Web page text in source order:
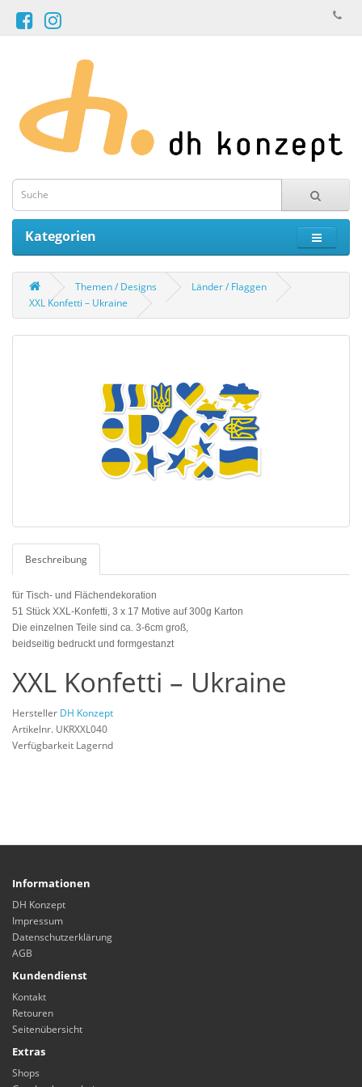
Kategorien
Themen / Designs
Länder / Flaggen
XXL Konfetti – Ukraine
Beschreibung
für Tisch- und Flächendekoration
51 Stück XXL-Konfetti, 3 x 17 Motive auf 300g Karton
Die einzelnen Teile sind ca. 3-6cm groß,
beidseitig bedruckt und formgestanzt
XXL Konfetti – Ukraine
Hersteller DH Konzept
Artikelnr. UKRXXL040
Verfügbarkeit Lagernd
Informationen
DH Konzept
Impressum
Datenschutzerklärung
AGB
Kundendienst
Kontakt
Retouren
Seitenübersicht
Extras
Shops